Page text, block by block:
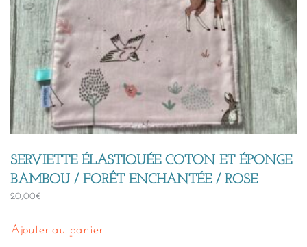
SERVIETTE ÉLASTIQUÉE COTON ET ÉPONGE
BAMBOU / FORÊT ENCHANTÉE / ROSE
20,00€
Ajouter au panier